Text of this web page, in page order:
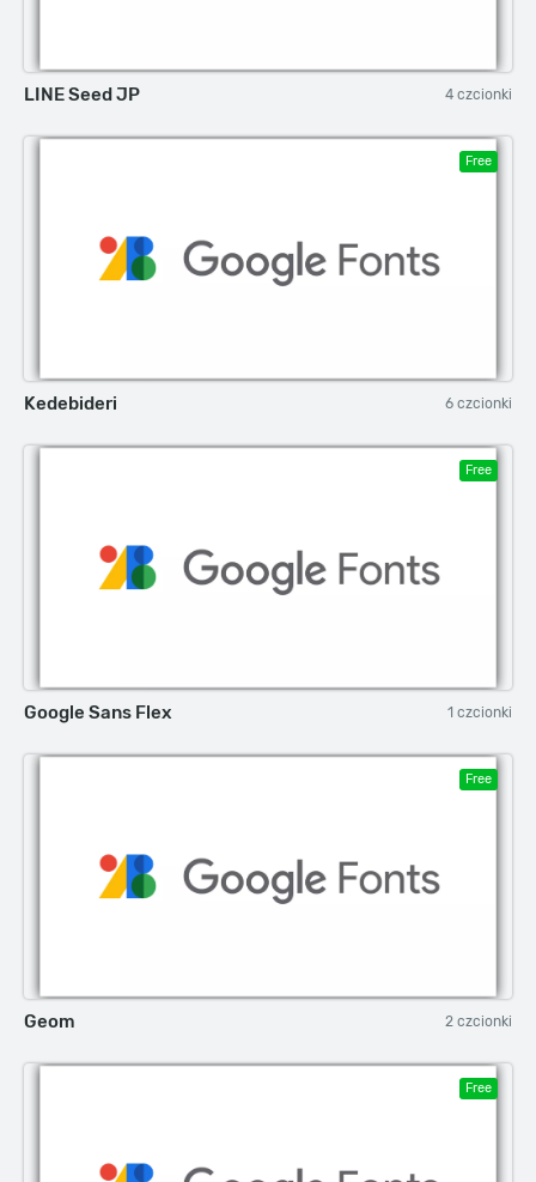
LINE Seed JP 4 czcionki
Free
Kedebideri 6 czcionki
Free
Google Sans Flex 1 czcionki
Free
Geom 2 czcionki
Free